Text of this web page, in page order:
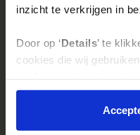
inzicht te verkrijgen in
Door op ‘Details’ te
cookies die wij
Accepteer alle
akkoord met het gebruik
Leerroutes
Vmbo
Hbo & master